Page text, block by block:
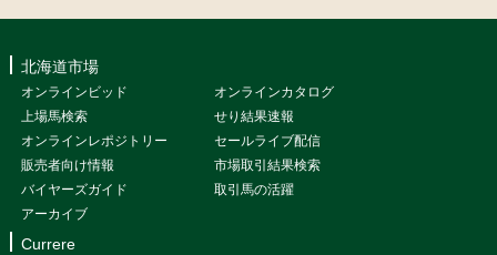
北海道市場
オンラインビッド
オンラインカタログ
上場馬検索
せり結果速報
オンラインレポジトリー
セールライブ配信
販売者向け情報
市場取引結果検索
バイヤーズガイド
取引馬の活躍
アーカイブ
Currere